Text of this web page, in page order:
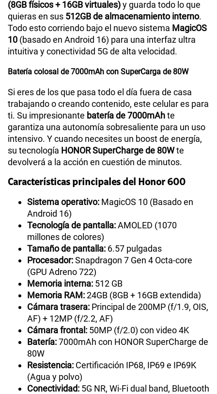
(8GB físicos + 16GB virtuales)y guarda todo lo que
quieras en sus 512GB de almacenamiento interno.
Todo esto corriendo bajo el nuevo sistema MagicOS
10 (basado en Android 16) para una interfaz ultra
intuitiva y conectividad 5G de alta velocidad.
Batería colosal de 7000mAh con SuperCarga de 80W
Si eres de los que pasa todo el día fuera de casa
trabajando o creando contenido, este celular es para
ti. Su impresionante batería de 7000mAhte
garantiza una autonomía sobresaliente para un uso
intensivo. Y cuando necesites un boost de energía,
su tecnología HONOR SuperCharge de 80Wte
devolverá a la acción en cuestión de minutos.
Características principales del Honor 600
Sistema operativo: MagicOS 10 (Basado en
Android 16)
Tecnología de pantalla:AMOLED (1070
millones de colores)
Tamaño de pantalla: 6.57 pulgadas
Procesador:Snapdragon 7 Gen 4 Octa-core
(GPU Adreno 722)
Memoria interna: 512 GB
Memoria RAM:24GB (8GB + 16GB extendida)
Cámara trasera: Principal de 200MP (f/1.9, OIS,
AF) + 12MP (f/2.2, AF)
Cámara frontal: 50MP (f/2.0) con video 4K
Batería:7000mAh con HONOR SuperCharge de
80W
Resistencia: Certificación IP68, IP69 e IP69K
(Agua y polvo)
Conectividad: 5G NR, Wi-Fi dual band, Bluetooth